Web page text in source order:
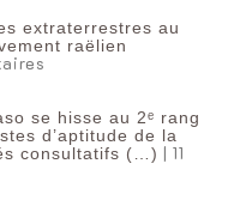
extraterrestres au
raëlien
se hisse au 2ᵉ rang
d’aptitude de la
consultatifs (…) | 11